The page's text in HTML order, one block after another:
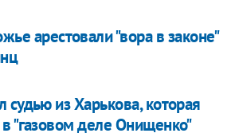
арестовали "вора в законе"
судью из Харькова, которая
"газовом деле Онищенко"